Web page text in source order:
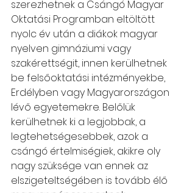
szerezhetnek a Csángó Magyar
Oktatási Programban eltöltött
nyolc év után a diákok magyar
nyelven gimnáziumi vagy
szakérettségit, innen kerülhetnek
be felsőoktatási intézményekbe,
Erdélyben vagy Magyarországon
lévő egyetemekre. Belőlük
kerülhetnek ki a legjobbak, a
legtehetségesebbek, azok a
csángó értelmiségiek, akikre oly
nagy szüksége van ennek az
elszigeteltségében is tovább élő